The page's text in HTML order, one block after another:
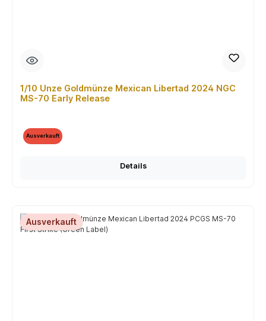
1/10 Unze Goldmünze Mexican Libertad 2024 NGC
MS-70 Early Release
Ausverkauft
Details
Ausverkauft